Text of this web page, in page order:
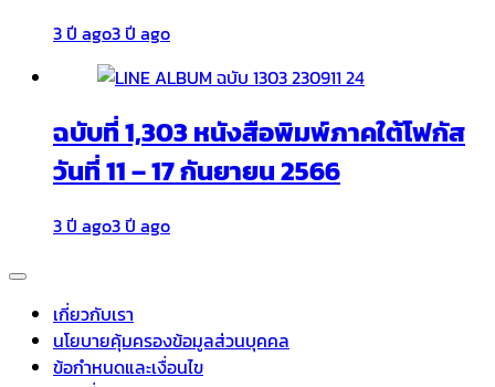
3 ปี ago3 ปี ago
ฉบับที่ 1,303 หนังสือพิมพ์ภาคใต้โฟกัส
วันที่ 11 – 17 กันยายน 2566
3 ปี ago3 ปี ago
เกี่ยวกับเรา
นโยบายคุ้มครองข้อมูลส่วนบุคคล
ข้อกำหนดและเงื่อนไข